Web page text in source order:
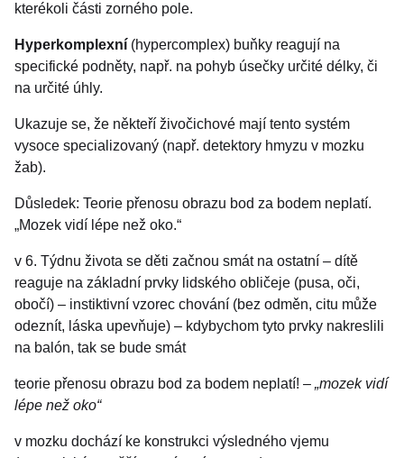
kterékoli části zorného pole.
Hyperkomplexní (hypercomplex) buňky reagují na
specifické podněty, např. na pohyb úsečky určité délky, či
na určité úhly.
Ukazuje se, že někteří živočichové mají tento systém
vysoce specializovaný (např. detektory hmyzu v mozku
žab).
Důsledek: Teorie přenosu obrazu bod za bodem neplatí.
„Mozek vidí lépe než oko.“
v 6. Týdnu života se děti začnou smát na ostatní – dítě
reaguje na základní prvky lidského obličeje (pusa, oči,
obočí) – instiktivní vzorec chování (bez odměn, citu může
odeznít, láska upevňuje) – kdybychom tyto prvky nakreslili
na balón, tak se bude smát
teorie přenosu obrazu bod za bodem neplatí! – „mozek vidí
lépe než oko“
v mozku dochází ke konstrukci výsledného vjemu